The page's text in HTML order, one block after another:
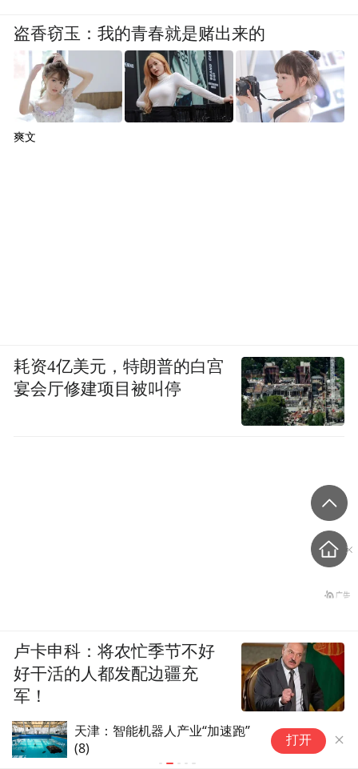
天津：智能机器人产业“加速跑”
(8)
(4)
打开
盗香窃玉：我的青春就是赌出来的
爽文
耗资4亿美元，特朗普的白宫
宴会厅修建项目被叫停
卢卡申科：将农忙季节不好
好干活的人都发配边疆充
军！